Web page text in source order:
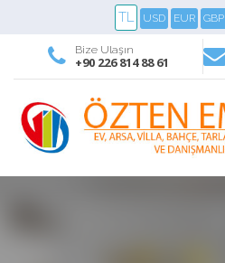
TL USD EUR GBP
Bize Ulaşın
+90 226 814 88 61